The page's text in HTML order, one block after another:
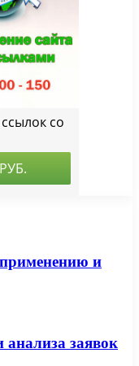
и
анализа заявок